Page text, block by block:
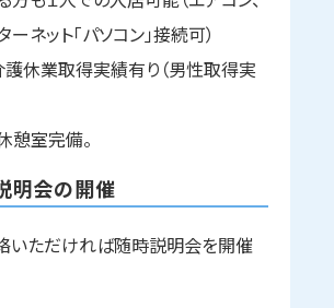
ーネット「パソコン」接続可）
護休業取得実績有り（男性取得実
憩室完備。
明会の開催
いただければ随時説明会を開催